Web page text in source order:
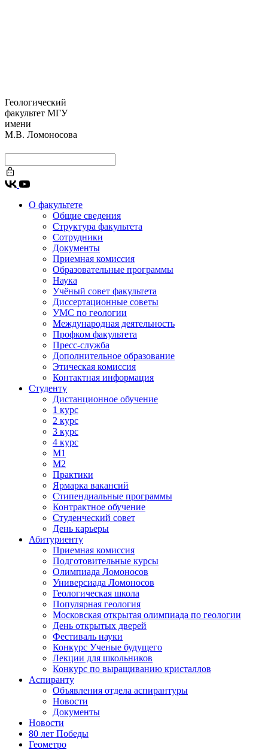
Геологический
факультет МГУ
имени
М.В. Ломоносова
О факультете
Общие сведения
Структура факультета
Сотрудники
Документы
Приемная комиссия
Образовательные программы
Наука
Учёный совет факультета
Диссертационные советы
УМС по геологии
Международная деятельность
Профком факультета
Пресс-служба
Дополнительное образование
Этическая комиссия
Контактная информация
Студенту
Дистанционное обучение
1 курс
2 курс
3 курс
4 курс
М1
М2
Практики
Ярмарка вакансий
Стипендиальные программы
Контрактное обучение
Студенческий совет
День карьеры
Абитуриенту
Приемная комиссия
Подготовительные курсы
Олимпиада Ломоносов
Универсиада Ломоносов
Геологическая школа
Популярная геология
Московская открытая олимпиада по геологии
День открытых дверей
Фестиваль науки
Конкурс Ученые будущего
Лекции для школьников
Конкурс по выращиванию кристаллов
Аспиранту
Объявления отдела аспирантуры
Новости
Документы
Новости
80 лет Победы
Геометро